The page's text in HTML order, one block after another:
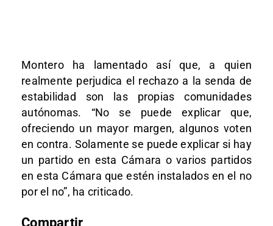
Montero ha lamentado así que, a quien
realmente perjudica el rechazo a la senda de
estabilidad son las propias comunidades
autónomas. “No se puede explicar que,
ofreciendo un mayor margen, algunos voten
en contra. Solamente se puede explicar si hay
un partido en esta Cámara o varios partidos
en esta Cámara que estén instalados en el no
por el no”, ha criticado.
Compartir